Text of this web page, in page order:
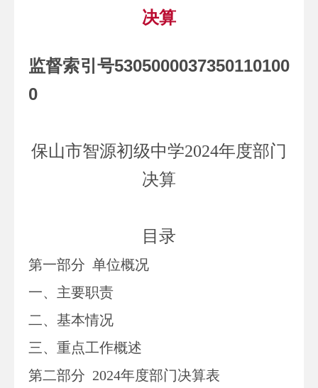
决算
监督索引号5305000037350110100
0
保山市智源初级中学2024年度部门
决算
目录
第一部分 单位概况
一、主要职责
二、 基本情况
三、重点工作概述
第二部分 2024年度部门决算表